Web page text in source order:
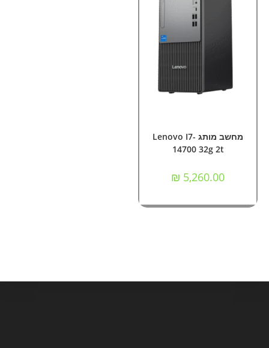
מחשב מותג Lenovo I7-
14700 32g 2t
₪ 5,260.00